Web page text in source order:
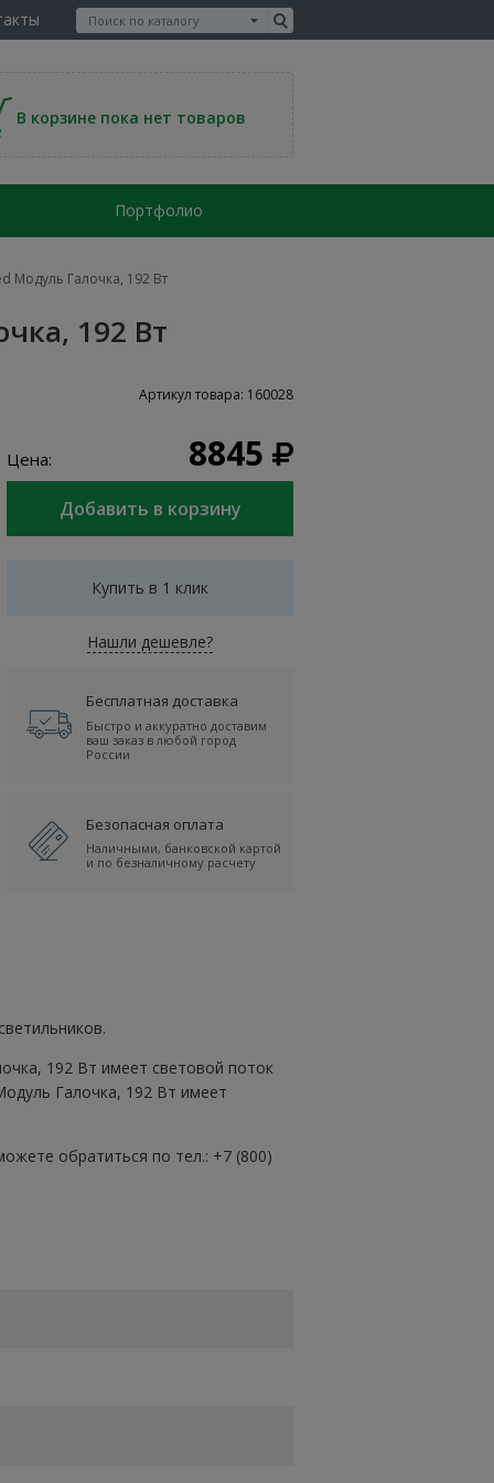
В корзине пока нет товаров
Портфолио
Модуль Галочка, 192 Вт
192 Вт
Артикул товара: 160028
Цена: 8845
Купить в 1 клик
Нашли дешевле?
Бесплатная доставка
Быстро и аккуратно доставим
ваш заказ в любой город
России
Безопасная оплата
Наличными, банковской картой
и по безналичному расчету
192 Вт имеет световой поток
Галочка, 192 Вт имеет
обратиться по тел.: +7 (800)